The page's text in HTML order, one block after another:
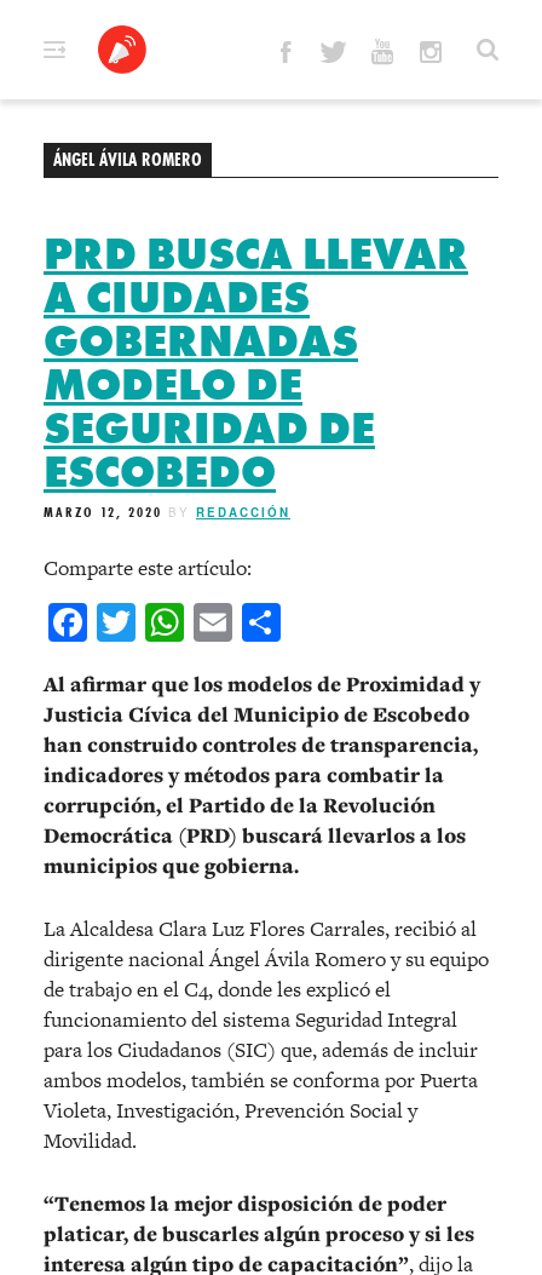
ÁNGEL ÁVILA ROMERO
PRD BUSCA LLEVAR
A CIUDADES
GOBERNADAS
MODELO DE
SEGURIDAD DE
ESCOBEDO
MARZO 12, 2020 BY REDACCIÓN
Comparte este artículo:
Facebook
Twitter
WhatsApp
Email
Al afirmar que los modelos de Proximidad y
Justicia Cívica del Municipio de Escobedo
han construido controles de transparencia,
indicadores y métodos para combatir la
corrupción, el Partido de la Revolución
Democrática (PRD) buscará llevarlos a los
municipios que gobierna.
La Alcaldesa Clara Luz Flores Carrales, recibió al
dirigente nacional Ángel Ávila Romero y su equipo
de trabajo en el C4, donde les explicó el
funcionamiento del sistema Seguridad Integral
para los Ciudadanos (SIC) que, además de incluir
ambos modelos, también se conforma por Puerta
Violeta, Investigación, Prevención Social y
Movilidad.
“Tenemos la mejor disposición de poder
platicar, de buscarles algún proceso y si les
interesa algún tipo de capacitación”, dijo la